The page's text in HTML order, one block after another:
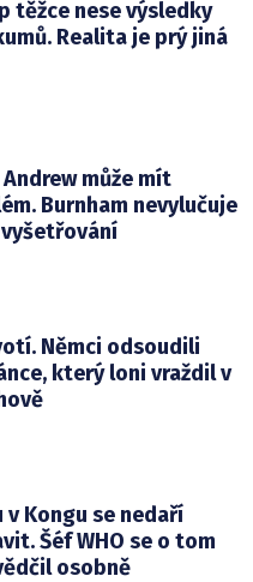
těžce nese výsledky
Realita je prý jiná
může mít
Burnham nevylučuje
Němci odsoudili
který loni vraždil v
v Kongu se nedaří
Šéf WHO se o tom
osobně